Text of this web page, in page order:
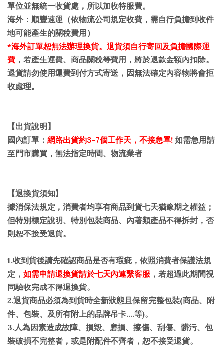
單位並無統一收貨處，所以加收特服費。
海外：順豐速運（依物流公司規定收費，需自行負擔到收件
地可能產生的關稅費用）
*海外訂單恕無法辦理換貨。退貨須自行寄回及負擔國際運
費 ，若產生運費、商品關稅等費用，將於退款金額內扣除。
退貨請勿使用運費到付方式寄送，因無法確定內容物將會拒
收處理。
【出貨說明】
國內訂單： 網路出貨約3-7個工作天，不接急單! 如需急用請
至門市購買 ， 無法指定時間、物流業者
【退換貨須知】
據消保法規定，消費者均享有商品到貨七天猶豫期之權益；
但特別標定說明、特別包裝商品、內著類產品不得拆封，否
則恕不接受退貨。
1.收到貨後請先確認商品是否有瑕疵，依照消費者保護法規
定， 如需申請退換貨請於七天內連繫客服 ，若超過此期間視
同驗收完成不得退換貨。
2.退貨商品必須為到貨時全新狀態且保留完整包裝(商品、附
件、包裝、及所有附上的品牌吊卡....等)。
3.人為因素造成故障、損毀、磨損、擦傷、刮傷、髒污、包
裝破損不完整者，或是附配件不齊者，恕不接受退貨。